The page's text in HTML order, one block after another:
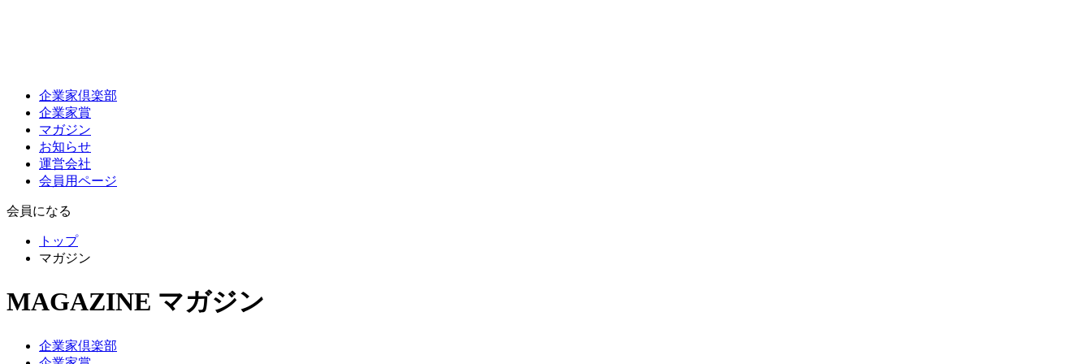
企業家倶楽部
企業家賞
マガジン
お知らせ
運営会社
会員用ページ
会員になる
トップ
マガジン
MAGAZINE マガジン
企業家倶楽部